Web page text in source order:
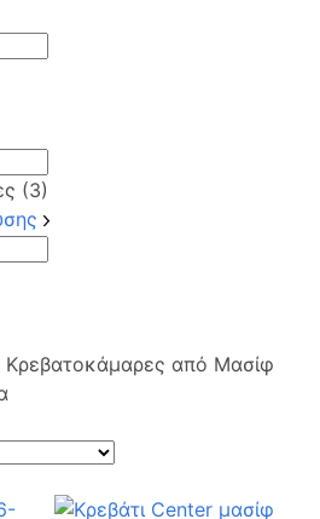
(3)
Κρεβατοκάμαρες από Μασίφ